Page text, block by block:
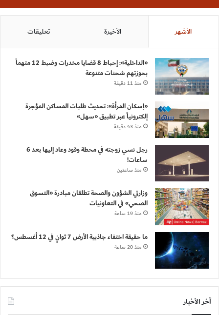
الأشهر الأخيرة تعليقات
«الداخلية»: إحباط 8 قضايا مخدرات وضبط 12 متهماً
بحوزتهم شحنات متنوعة
منذ 11 دقيقة
«إسكان المرأة»: تحديث طلبات المساكن المؤجرة
إلكترونياً عبر تطبيق «سهل»
منذ 43 دقيقة
رجل نسي زوجته في محطة وقود وعاد إليها بعد 6
ساعات!
منذ ساعتين
وزارتي الشؤون والصحة تطلقان مبادرة «التسوق
الصحي» في التعاونيات
منذ 19 ساعة
ما حقيقة اختفاء جاذبية الأرض 7 ثوانٍ في 12 أغسطس؟
منذ 20 ساعة
آخر الأخبار